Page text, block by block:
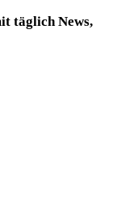
täglich News,